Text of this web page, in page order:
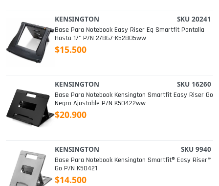
KENSINGTON SKU 20241
Base Para Notebook Easy Riser Eq Smartfit Pantalla
Hasta 17" P/n 27867-K52805ww
$15.500
KENSINGTON SKU 16260
Base Para Notebook Kensington Smartfit Easy Riser Go
Negro Ajustable P/n K50422ww
$20.900
KENSINGTON SKU 9940
Base Para Notebook Kensington Smartfit® Easy Riser™
Go P/n K50421
$14.500